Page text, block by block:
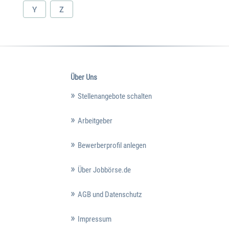
Y Z
Über Uns
Stellenangebote schalten
Arbeitgeber
Bewerberprofil anlegen
Über Jobbörse.de
AGB und Datenschutz
Impressum